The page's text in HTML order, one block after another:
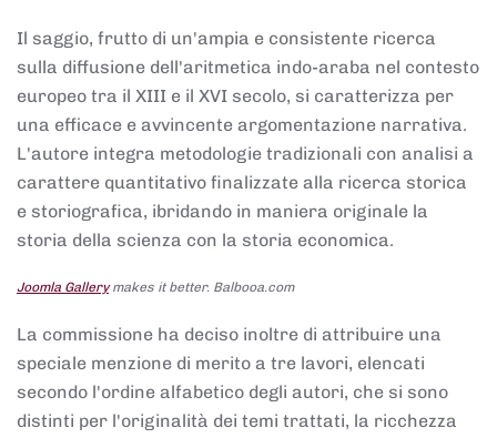
Il saggio, frutto di un'ampia e consistente ricerca
sulla diffusione dell'aritmetica indo-araba nel contesto
europeo tra il XIII e il XVI secolo, si caratterizza per
una efficace e avvincente argomentazione narrativa.
L'autore integra metodologie tradizionali con analisi a
carattere quantitativo finalizzate alla ricerca storica
e storiografica, ibridando in maniera originale la
storia della scienza con la storia economica.
Joomla Gallerymakes it better. Balbooa.com
La commissione ha deciso inoltre di attribuire una
speciale menzione di merito a tre lavori, elencati
secondo l'ordine alfabetico degli autori, che si sono
distinti per l'originalità dei temi trattati, la ricchezza